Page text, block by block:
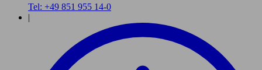
Tel: +49 851 955 14-0
|